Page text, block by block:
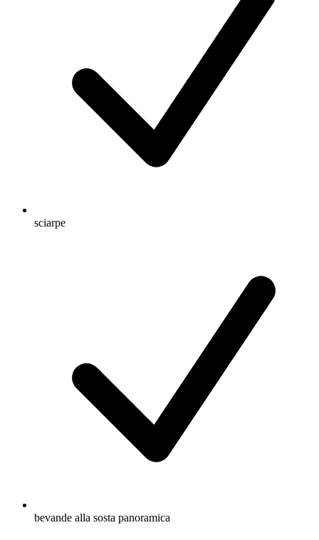
sciarpe
bevande alla sosta panoramica